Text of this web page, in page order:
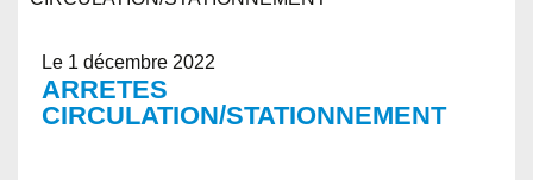
Le 1 décembre 2022
ARRETES
CIRCULATION/STATIONNEMENT